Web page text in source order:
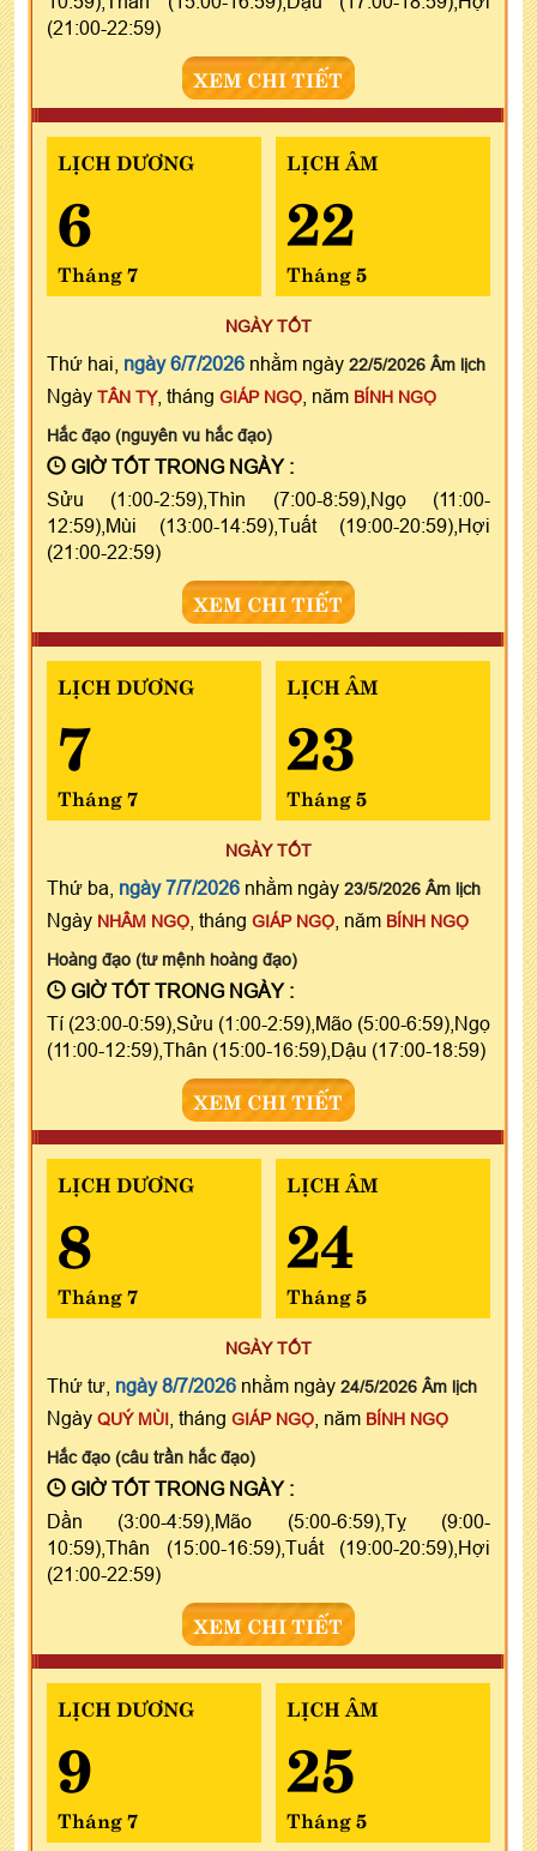
(21:00-22:59)
XEM CHI TIẾT
LỊCH DƯƠNG
6
Tháng 7
LỊCH ÂM
22
Tháng 5
NGÀY TỐT
Thứ hai, ngày 6/7/2026 nhằm ngày 22/5/2026 Âm lịch
Ngày TÂN TỴ, tháng GIÁP NGỌ , năm BÍNH NGỌ
Hắc đạo (nguyên vu hắc đạo)
GIỜ TỐT TRONG NGÀY :
Sửu (1:00-2:59),Thìn (7:00-8:59),Ngọ (11:00-
12:59),Mùi (13:00-14:59),Tuất (19:00-20:59),Hợi
(21:00-22:59)
XEM CHI TIẾT
LỊCH DƯƠNG
7
Tháng 7
LỊCH ÂM
23
Tháng 5
NGÀY TỐT
Thứ ba, ngày 7/7/2026 nhằm ngày 23/5/2026 Âm lịch
Ngày NHÂM NGỌ , tháng GIÁP NGỌ , năm BÍNH NGỌ
Hoàng đạo (tư mệnh hoàng đạo)
GIỜ TỐT TRONG NGÀY :
Tí (23:00-0:59),Sửu (1:00-2:59),Mão (5:00-6:59),Ngọ
(11:00-12:59),Thân (15:00-16:59),Dậu (17:00-18:59)
XEM CHI TIẾT
LỊCH DƯƠNG
8
Tháng 7
LỊCH ÂM
24
Tháng 5
NGÀY TỐT
Thứ tư, ngày 8/7/2026 nhằm ngày 24/5/2026 Âm lịch
Ngày QUÝ MÙI , tháng GIÁP NGỌ , năm BÍNH NGỌ
Hắc đạo (câu trần hắc đạo)
GIỜ TỐT TRONG NGÀY :
Dần (3:00-4:59),Mão (5:00-6:59),Tỵ (9:00-
10:59),Thân (15:00-16:59),Tuất (19:00-20:59),Hợi
(21:00-22:59)
XEM CHI TIẾT
LỊCH DƯƠNG
9
Tháng 7
LỊCH ÂM
25
Tháng 5